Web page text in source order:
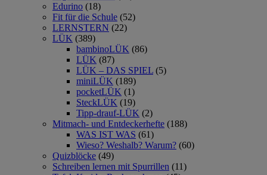
Edurino (18)
Fit für die Schule (52)
LERNSTERN (22)
LÜK (389)
bambinoLÜK (86)
LÜK (87)
LÜK – DAS SPIEL (5)
miniLÜK (189)
pocketLÜK (1)
SteckLÜK (19)
Tipp-drauf-LÜK (2)
Mitmach- und Entdeckerhefte (188)
WAS IST WAS (61)
Wieso? Weshalb? Warum? (60)
Quizblöcke (49)
Schreiben lernen mit Spurrillen (11)